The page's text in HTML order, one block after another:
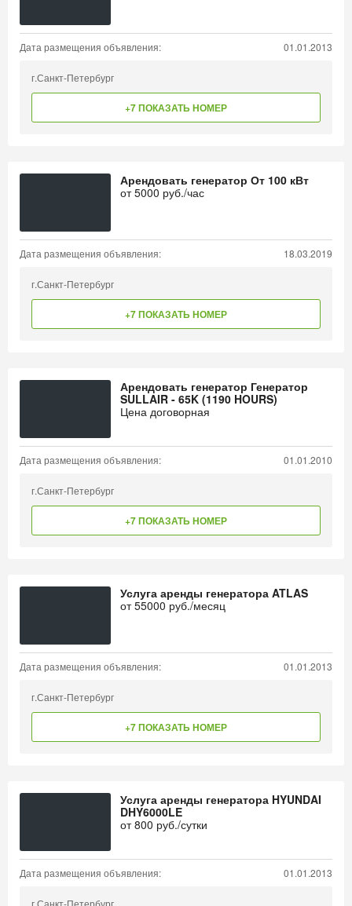
Дата размещения объявления: 01.01.2013
г.Санкт-Петербург
+7 ПОКАЗАТЬ НОМЕР
Арендовать генератор От 100 кВт
от5000 руб./час
Дата размещения объявления: 18.03.2019
г.Санкт-Петербург
+7 ПОКАЗАТЬ НОМЕР
Арендовать генератор Генератор
SULLAIR - 65K (1190 HOURS)
Цена договорная
Дата размещения объявления: 01.01.2010
г.Санкт-Петербург
+7 ПОКАЗАТЬ НОМЕР
Услуга аренды генератора ATLAS
от55000 руб./месяц
Дата размещения объявления: 01.01.2013
г.Санкт-Петербург
+7 ПОКАЗАТЬ НОМЕР
Услуга аренды генератора HYUNDAI
DHY6000LE
от800 руб./сутки
Дата размещения объявления: 01.01.2013
г.Санкт-Петербург